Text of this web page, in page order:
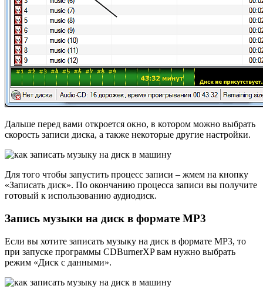
Дальше перед вами откроется окно, в котором можно выбрать
скорость записи диска, а также некоторые другие настройки.
Для того чтобы запустить процесс записи – жмем на кнопку
«Записать диск». По окончанию процесса записи вы получите
готовый к использованию аудиодиск.
Запись музыки на диск в формате MP3
Если вы хотите записать музыку на диск в формате MP3, то
при запуске программы CDBurnerXP вам нужно выбрать
режим «Диск с данными».